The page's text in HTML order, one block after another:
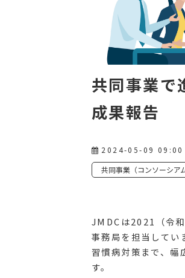
共同事業で
成果報告
2024-05-09 09:00
共同事業（コンソーシアム
JMDCは2021（令
事務局を担当してい
習慣病対策まで、幅
す。